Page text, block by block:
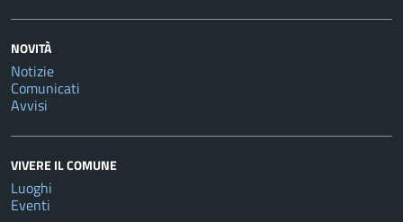
NOVITÀ
Notizie
Comunicati
Avvisi
VIVERE IL COMUNE
Luoghi
Eventi